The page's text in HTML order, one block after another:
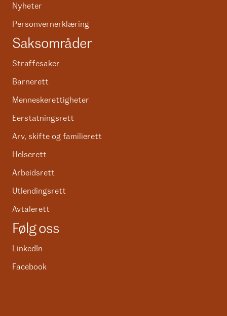
Nyheter
Personvernerklæring
Saksområder
Straffesaker
Barnerett
Menneskerettigheter
Eerstatningsrett
Arv, skifte og familierett
Helserett
Arbeidsrett
Utlendingsrett
Avtalerett
Følg oss
LinkedIn
Facebook